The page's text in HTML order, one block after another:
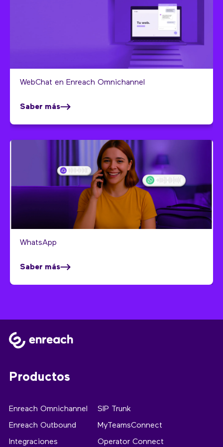
WebChat en Enreach Omnichannel
Saber más
WhatsApp
Saber más
Productos
Enreach Omnichannel
Enreach Outbound
Integraciones
SIP Trunk
MyTeamsConnect
Operator Connect